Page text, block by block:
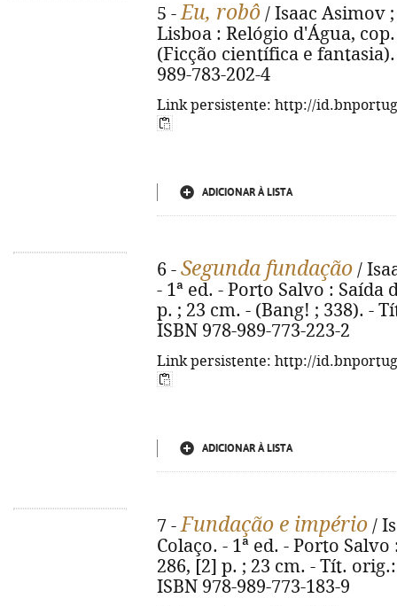
5 -Eu, robô / Isaac Asimov
Lisboa : Relógio d'Água,
(Ficção científica e
989-783-202-4
Link persistente: http://
ADICIONAR À LISTA
6 - Segunda fundação /
- 1ª ed. - Porto Salvo : Saída
p. ; 23 cm. - (Bang! ; 338). -
ISBN 978-989-773-223-2
Link persistente: http://
ADICIONAR À LISTA
7 -Fundação e império /
Colaço. - 1ª ed. - Porto
286, [2] p. ; 23 cm. - Tít.
ISBN 978-989-773-183-9